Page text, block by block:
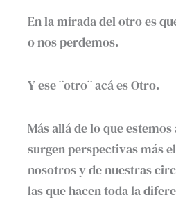
En la mirada del otro es
o nos perdemos.
Y ese ¨otro¨ acá es Otro.
Más allá de lo que
surgen perspectivas más
nosotros y de nuestras
las que hacen toda la